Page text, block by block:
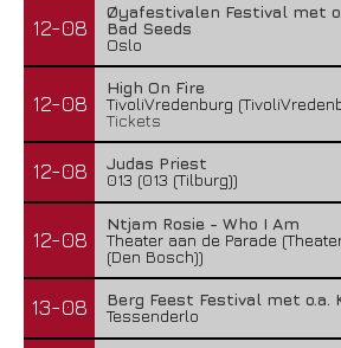
12-08
Øyafestivalen Festival met
Bad Seeds
Oslo
12-08
High On Fire
TivoliVredenburg
Tickets
12-08
Judas Priest
013 (013 (Tilburg))
12-08
Ntjam Rosie - Who I Am
Theater aan de Parade
(Den Bosch))
13-08
Berg Feest Festival met o.a.
Tessenderlo